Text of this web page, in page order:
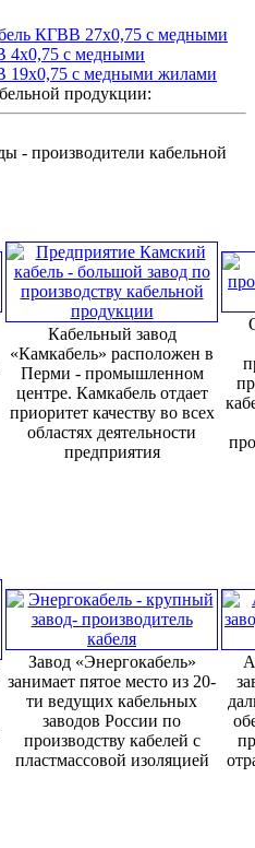
КГВВ 27х0,75 с медными
4х0,75 с медными
19х0,75 с медными жилами
продукции:
- производители кабельной
Кабельный завод
«Камкабель» расположен в
Перми - промышленном
центре. Камкабель отдает
приоритет качеству во всех
областях деятельности
предприятия
Завод «Энергокабель»
занимает пятое место из 20-
ти ведущих кабельных
заводов России по
производству кабелей с
пластмассовой изоляцией